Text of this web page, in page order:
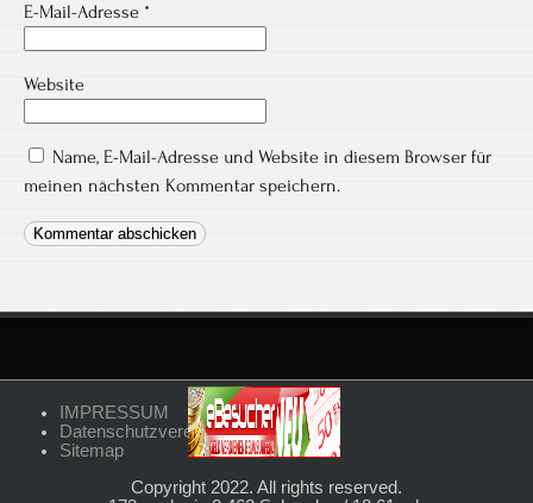
E-Mail-Adresse *
Website
Name, E-Mail-Adresse und Website in diesem Browser für
meinen nächsten Kommentar speichern.
IMPRESSUM
Datenschutzvereinbarungen
Sitemap
Copyright 2022. All rights reserved.